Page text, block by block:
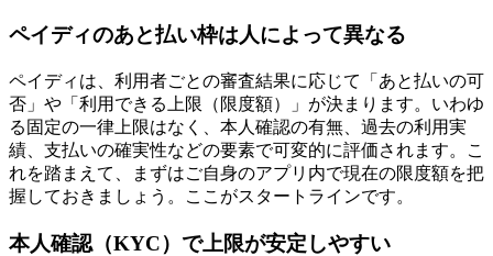
ペイディのあと払い枠は人によって異なる
ペイディは、利用者ごとの審査結果に応じて「あと払いの可
否」や「利用できる上限（限度額）」が決まります。いわゆ
る固定の一律上限はなく、本人確認の有無、過去の利用実
績、支払いの確実性などの要素で可変的に評価されます。こ
れを踏まえて、まずはご自身のアプリ内で現在の限度額を把
握しておきましょう。ここがスタートラインです。
本人確認（KYC）で上限が安定しやすい